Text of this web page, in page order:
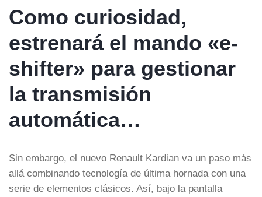
Como curiosidad,
estrenará el mando «e-
shifter» para gestionar
la transmisión
automática…
Sin embargo, el nuevo Renault Kardian va un paso más
allá combinando tecnología de última hornada con una
serie de elementos clásicos. Así, bajo la pantalla